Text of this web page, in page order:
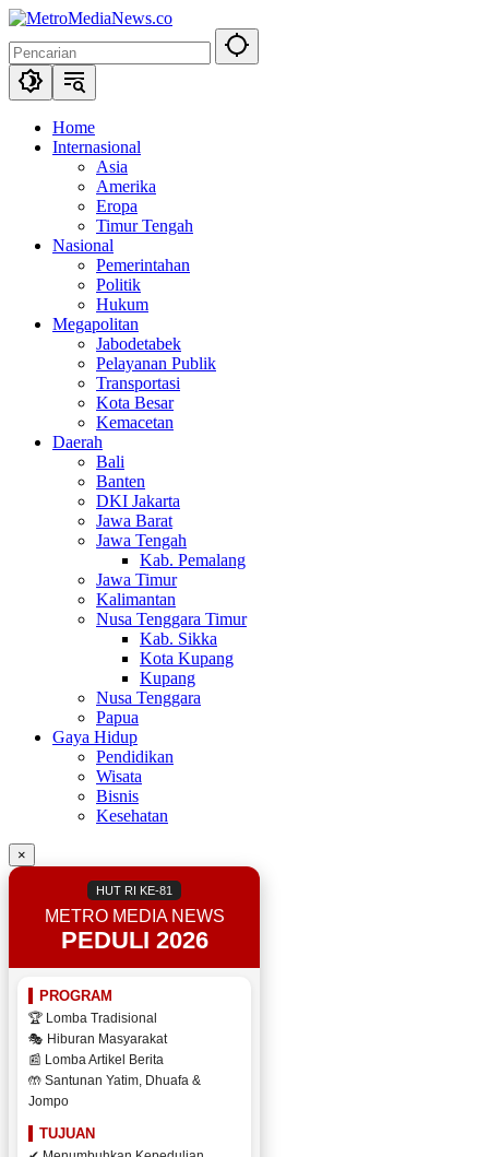
Langsung
konten
Home
Internasional
Asia
Amerika
Eropa
Timur Tengah
Nasional
Pemerintahan
Politik
Hukum
Megapolitan
Jabodetabek
Pelayanan Publik
Transportasi
Kota Besar
Kemacetan
Daerah
Bali
Banten
DKI Jakarta
Jawa Barat
Jawa Tengah
Kab. Pemalang
Jawa Timur
Kalimantan
Nusa Tenggara Timur
Kab. Sikka
Kota Kupang
Kupang
Nusa Tenggara
Papua
Gaya Hidup
Pendidikan
Wisata
Bisnis
Kesehatan
×
HUT RI KE-81
METRO MEDIA NEWS
PEDULI 2026
PROGRAM
🏆 Lomba Tradisional
🎭 Hiburan Masyarakat
📰 Lomba Artikel Berita
🤲 Santunan Yatim, Dhuafa &
Jompo
TUJUAN